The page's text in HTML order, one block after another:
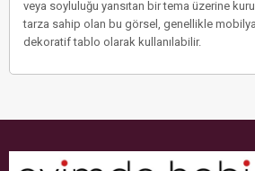
veya soyluluğu yansıtan bir tema üzerine
tarza sahip olan bu görsel, genellikle
dekoratif tablo olarak kullanılabilir.